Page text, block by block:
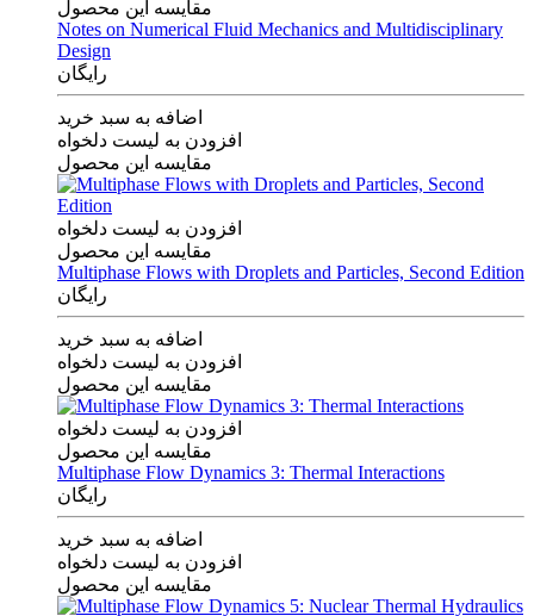
مقایسه این محصول
Notes on Numerical Fluid Mechanics and Multidisciplinary
Design
رایگان
اضافه به سبد خرید
افزودن به لیست دلخواه
مقایسه این محصول
افزودن به لیست دلخواه
مقایسه این محصول
Multiphase Flows with Droplets and Particles, Second Edition
رایگان
اضافه به سبد خرید
افزودن به لیست دلخواه
مقایسه این محصول
افزودن به لیست دلخواه
مقایسه این محصول
Multiphase Flow Dynamics 3: Thermal Interactions
رایگان
اضافه به سبد خرید
افزودن به لیست دلخواه
مقایسه این محصول